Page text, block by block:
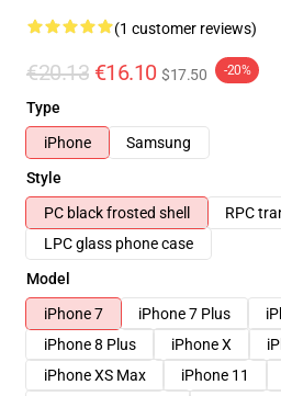
(1 customer reviews)
€20.13 €16.10 $17.50 -20%
Type
iPhone
Samsung
Style
PC black frosted shell
RPC
LPC glass phone case
Model
iPhone 7
iPhone 7 Plus
iPhone 8 Plus
iPhone X
iPhone XS Max
iPhone 11